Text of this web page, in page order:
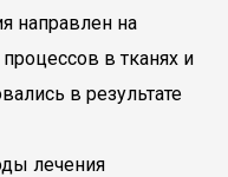
направлен на
в тканях и
в результате
лечения